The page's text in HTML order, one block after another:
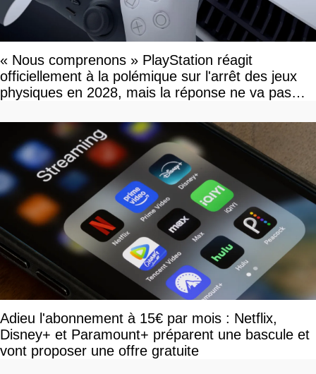
« Nous comprenons » PlayStation réagit
officiellement à la polémique sur l'arrêt des jeux
physiques en 2028, mais la réponse ne va pas
Adieu l'abonnement à 15€ par mois : Netflix,
Disney+ et Paramount+ préparent une bascule et
vont proposer une offre gratuite